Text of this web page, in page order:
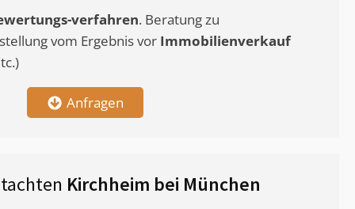
verfahren. Beratung zu
vom Ergebnis vor Immobilienverkauf
Anfragen
Kirchheim bei München